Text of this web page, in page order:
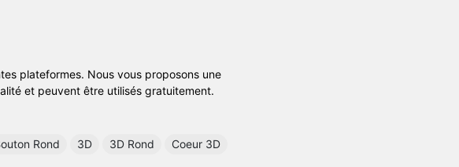
plateformes. Nous vous proposons une
et peuvent être utilisés gratuitement.
Rond 3D 3D Rond Coeur 3D